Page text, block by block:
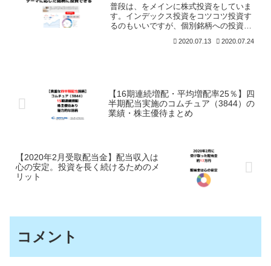
普段は、をメインに株式投資をしていま
す。インデックス投資をコツコツ投資す
るのもいいですが、個別銘柄への投資を
り、配当金収入、株主優待などメリット
2020.07.13 2020.07.24
【16期連続増配・平均増配率25％】四
半期配当実施のコムチュア（3844）の
業績・株主優待まとめ
【2020年2月受取配当金】配当収入は
心の安定。投資を長く続けるためのメ
リット
コメント